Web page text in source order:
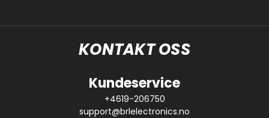
KONTAKT OSS
Kundeservice
+4619-206750
support@brlelectronics.no